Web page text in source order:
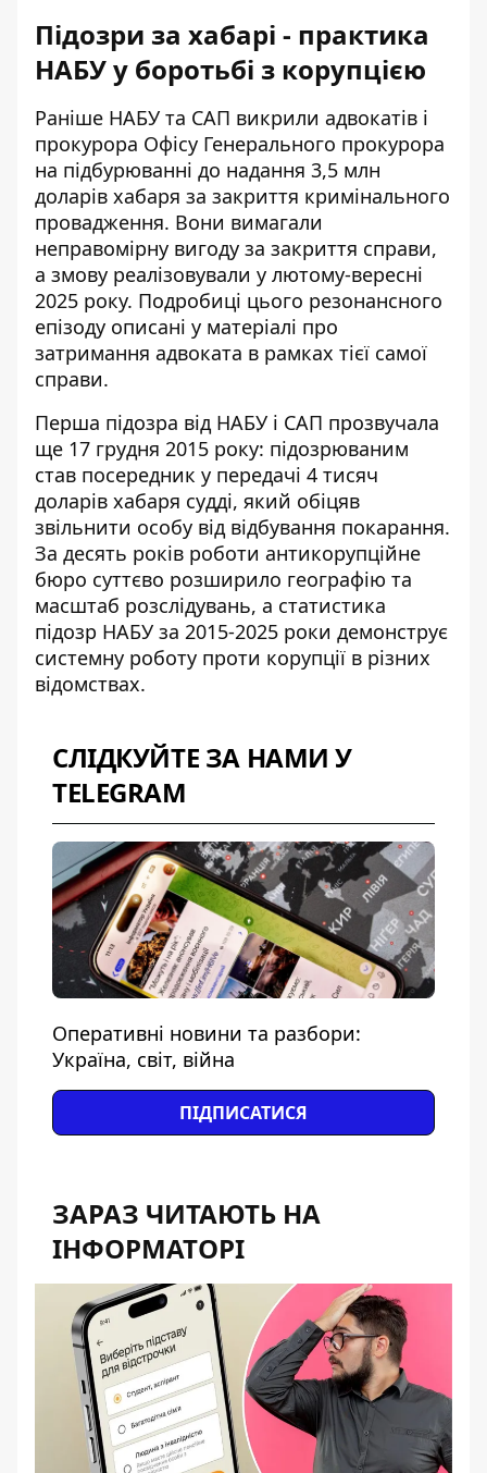
Підозри за хабарі - практика
НАБУ у боротьбі з корупцією
Раніше НАБУ та САП викрили адвокатів і
прокурора Офісу Генерального прокурора
на підбурюванні до надання 3,5 млн
доларів хабаря за закриття кримінального
провадження. Вони вимагали
неправомірну вигоду за закриття справи,
а змову реалізовували у лютому-вересні
2025 року. Подробиці цього резонансного
епізоду описані у матеріалі про
затримання адвоката в рамках тієї самої
справи.
Перша підозра від НАБУ і САП прозвучала
ще 17 грудня 2015 року: підозрюваним
став посередник у передачі 4 тисяч
доларів хабаря судді, який обіцяв
звільнити особу від відбування покарання.
За десять років роботи антикорупційне
бюро суттєво розширило географію та
масштаб розслідувань, а статистика
підозр НАБУ за 2015-2025 роки демонструє
системну роботу проти корупції в різних
відомствах.
СЛІДКУЙТЕ ЗА НАМИ У
TELEGRAM
Оперативні новини та разбори:
Україна, світ, війна
ПІДПИСАТИСЯ
ЗАРАЗ ЧИТАЮТЬ НА
ІНФОРМАТОРІ